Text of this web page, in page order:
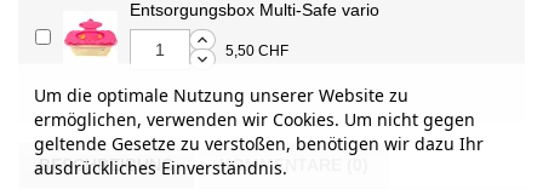
Entsorgungsbox Multi-Safe vario
5,50 CHF
BESCHREIBUNG KOMMENTARE (0)
Um die optimale Nutzung unserer Website zu
ermöglichen, verwenden wir Cookies. Um nicht gegen
geltende Gesetze zu verstoßen, benötigen wir dazu Ihr
ausdrückliches Einverständnis.